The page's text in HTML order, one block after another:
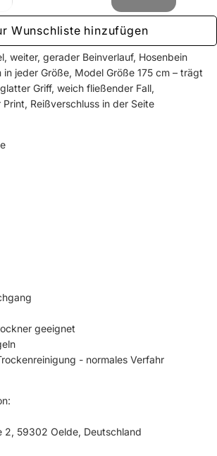
Wunschliste hinzufügen
weiter, gerader Beinverlauf, Hosenbein
jeder Größe, Model Größe 175 cm – trägt
Griff, weich fließender Fall,
Reißverschluss in der Seite
geeignet
- normales Verfahr
2, 59302 Oelde, Deutschland